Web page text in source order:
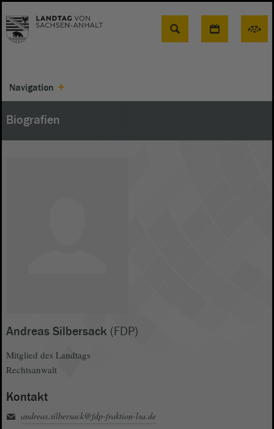
Suche
Navigation
Biografien
Andreas Silbersack (FDP)
Mitglied des Landtags
Rechtsanwalt
Kontakt
andreas.silbersack@fdp-fraktion-lsa.de